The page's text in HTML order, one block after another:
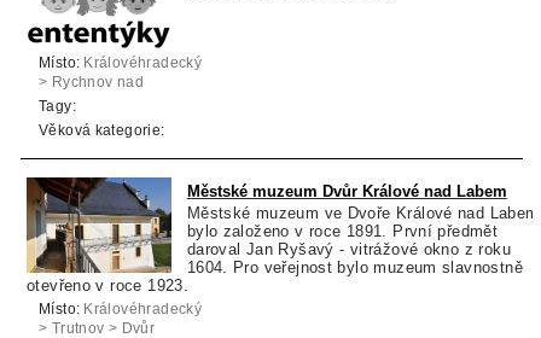
Místo: Královéhradecký
> Rychnov nad
Kněžnou > Dobruška
Tagy:
Věková kategorie:
Městské muzeum Dvůr Králové nad Labem
Městské muzeum ve Dvoře Králové nad Labem
bylo založeno v roce 1891. První předmět
daroval Jan Ryšavý - vitrážové okno z roku
1604. Pro veřejnost bylo muzeum slavnostně
otevřeno v roce 1923.
Místo: Královéhradecký
> Trutnov > Dvůr